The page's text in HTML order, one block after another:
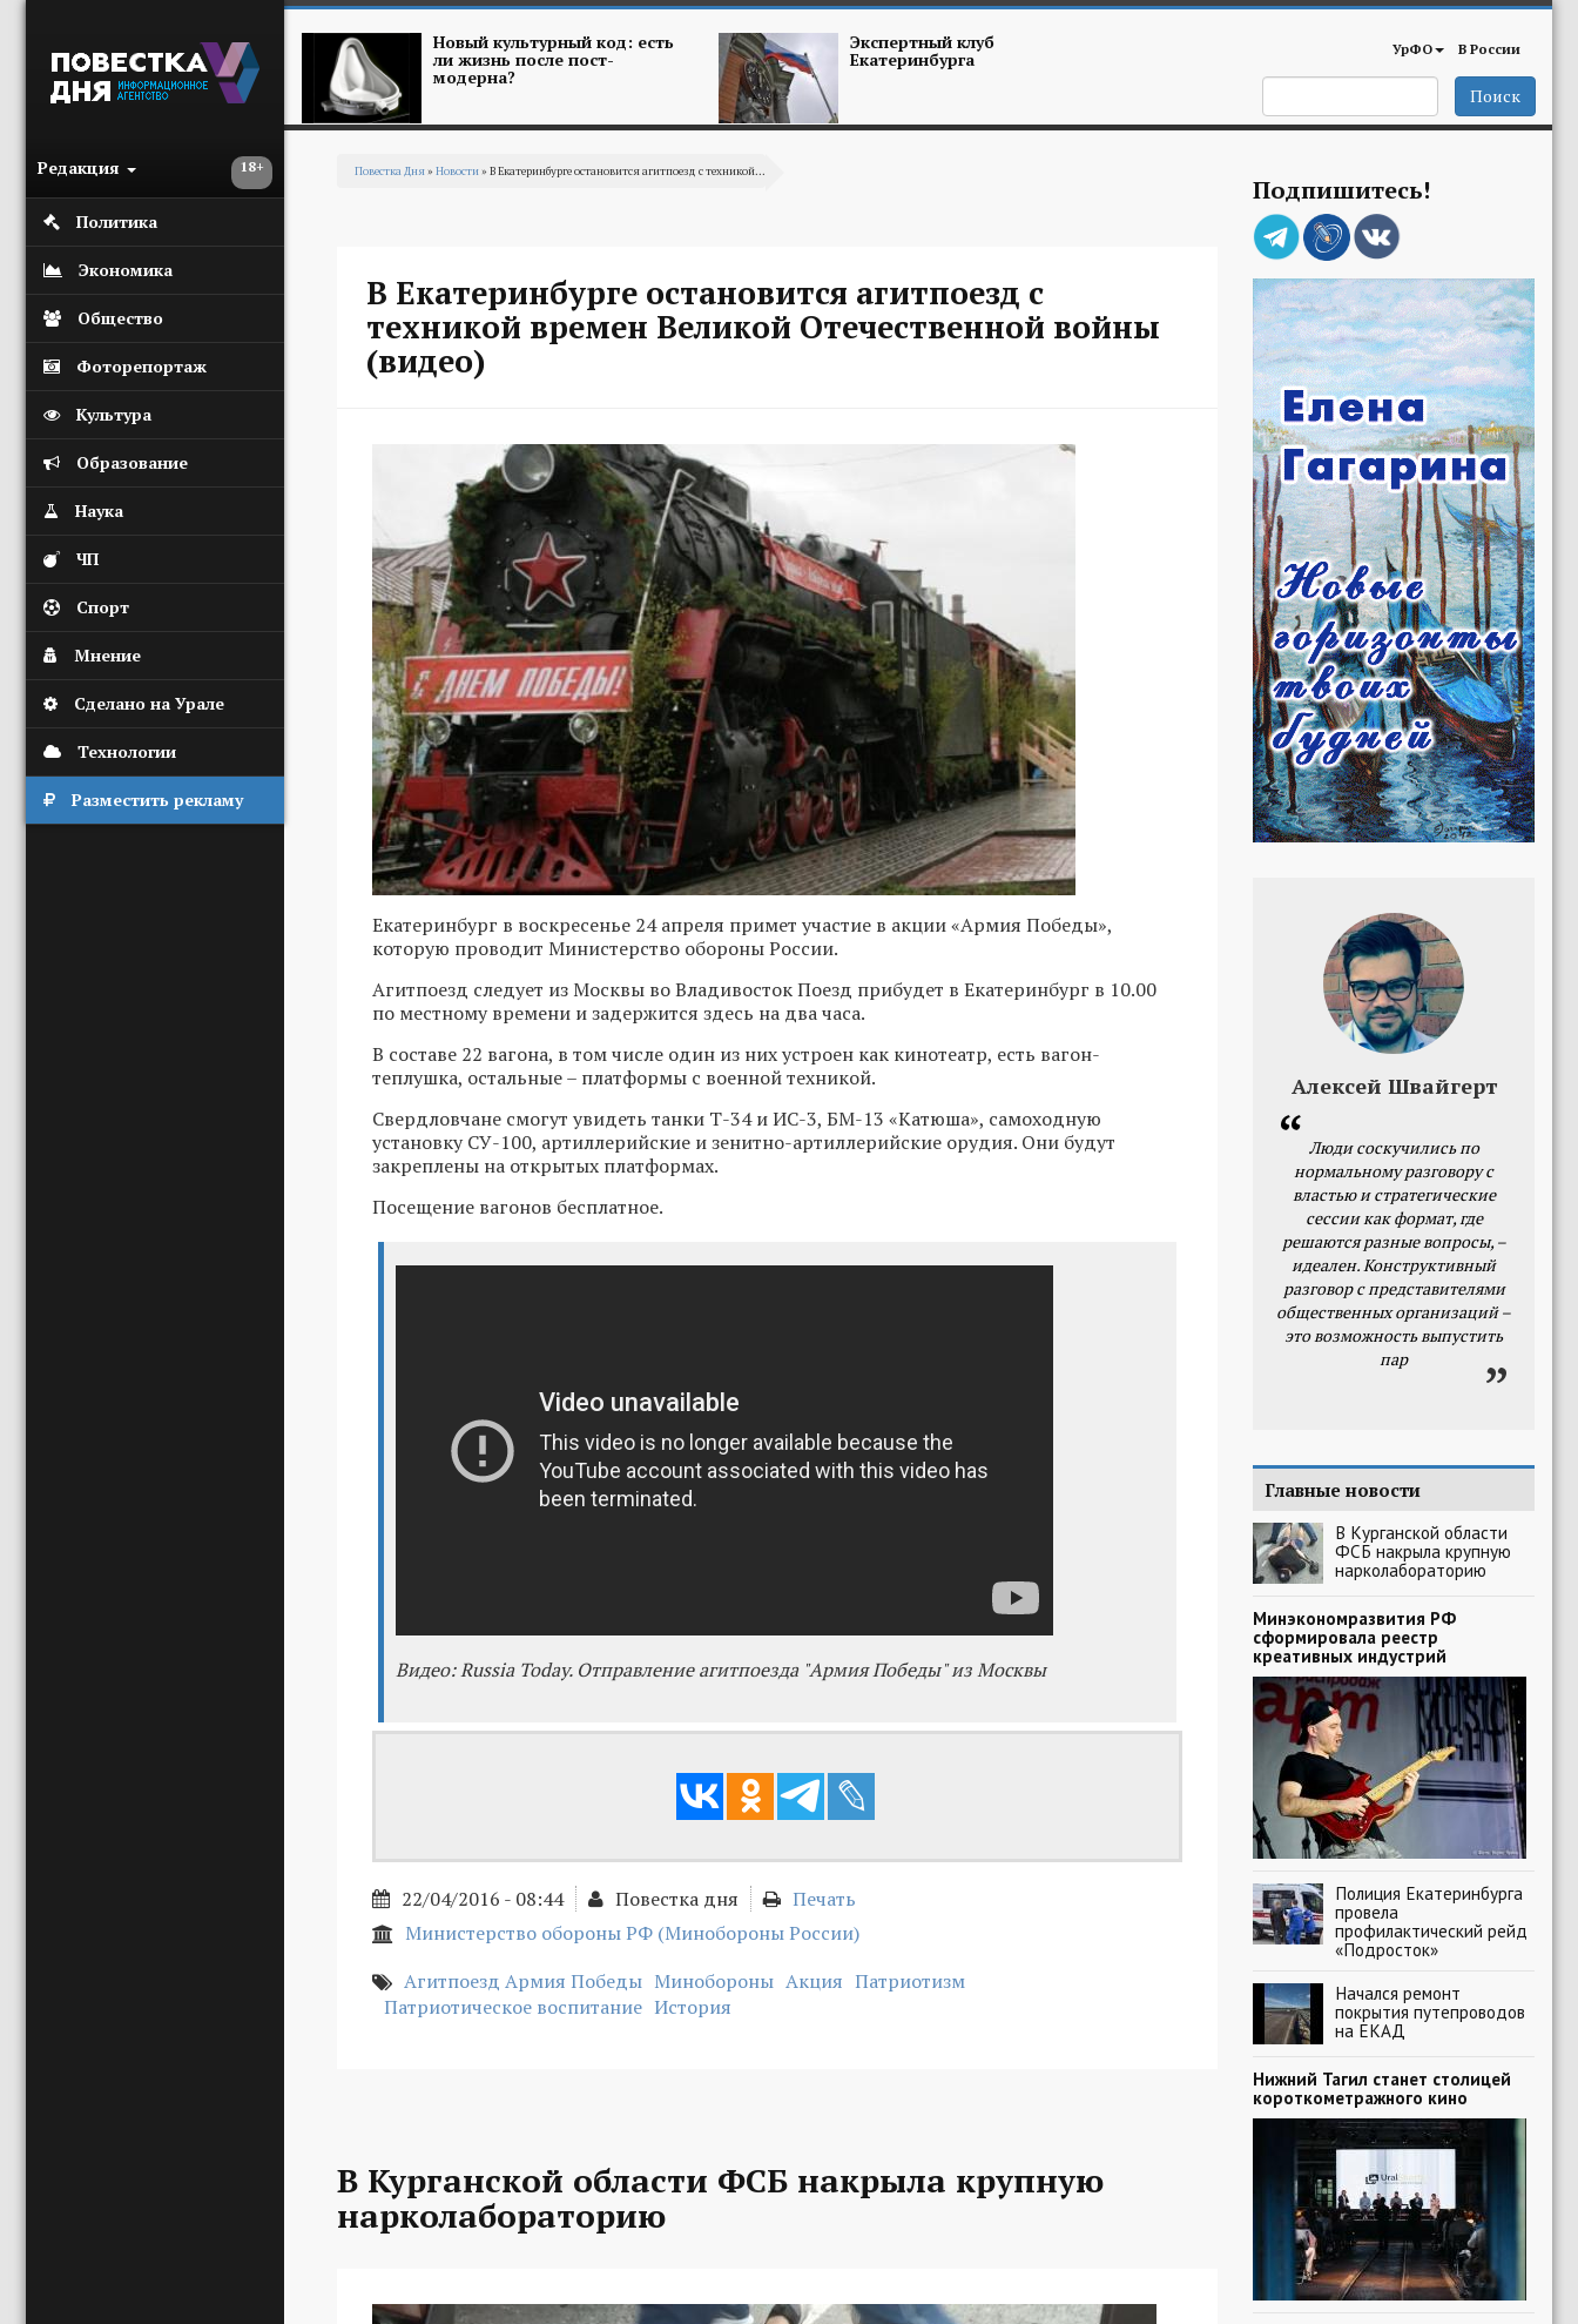
18+
Редакция
Политика
Экономика
Общество
Фоторепортаж
Культура
Образование
Наука
ЧП
Спорт
Мнение
Сделано на Урале
Технологии
Разместить рекламу
Новый культурный код: есть
ли жизнь после пост-
модерна?
Экспертный клуб
Екатеринбурга УрФО В России
Поиск
Повестка Дня» Новости» В Екатеринбурге остановится агитпоезд с техникой...
В Екатеринбурге остановится агитпоезд с
техникой времен Великой Отечественной войны
(видео)
Екатеринбург в воскресенье 24 апреля примет участие в акции «Армия Победы»,
которую проводит Министерство обороны России.
Агитпоезд следует из Москвы во Владивосток Поезд прибудет в Екатеринбург в 10.00
по местному времени и задержится здесь на два часа.
В составе 22 вагона, в том числе один из них устроен как кинотеатр, есть вагон-
теплушка, остальные – платформы с военной техникой.
Свердловчане смогут увидеть танки Т-34 и ИС-3, БМ-13 «Катюша», самоходную
установку СУ-100, артиллерийские и зенитно-артиллерийские орудия. Они будут
закреплены на открытых платформах.
Посещение вагонов бесплатное.
Видео: Russia Today. Отправление агитпоезда "Армия Победы" из Москвы
22/04/2016 - 08:44 Повестка дня
Печать
Министерство обороны РФ (Минобороны России)
Агитпоезд Армия Победы Минобороны Акция Патриотизм
Патриотическое воспитание История
В Курганской области ФСБ накрыла крупную
нарколабораторию
Подпишитесь!
Алексей Швайгерт
Люди соскучились по
нормальному разговору с
властью и стратегические
сессии как формат, где
решаются разные вопросы, –
идеален. Конструктивный
разговор с представителями
общественных организаций –
это возможность выпустить
пар
Главные новости
В Курганской области
ФСБ накрыла крупную
нарколабораторию
Минэкономразвития РФ
сформировала реестр
креативных индустрий
Полиция Екатеринбурга
провела
профилактический рейд
«Подросток»
Начался ремонт
покрытия путепроводов
на ЕКАД
Нижний Тагил станет столицей
короткометражного кино